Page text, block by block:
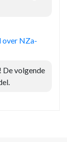
over NZa-
De volgende